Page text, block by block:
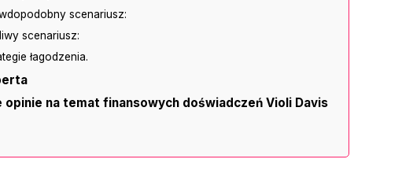
scenariusz:
scenariusz:
łagodzenia.
opinie na temat finansowych doświadczeń Violi Davis